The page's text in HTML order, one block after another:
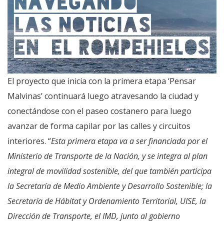
El proyecto que inicia con la primera etapa ‘Pensar
Malvinas’ continuará luego atravesando la ciudad y
conectándose con el paseo costanero para luego
avanzar de forma capilar por las calles y circuitos
interiores. “Esta primera etapa va a ser financiada por el
Ministerio de Transporte de la Nación, y se integra al plan
integral de movilidad sostenible, del que también participa
la Secretaría de Medio Ambiente y Desarrollo Sostenible; la
Secretaría de Hábitat y Ordenamiento Territorial, UISE, la
Dirección de Transporte, el IMD, junto al gobierno